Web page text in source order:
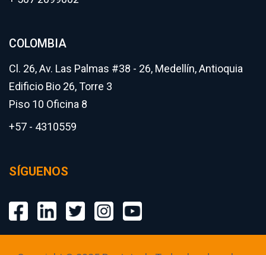
COLOMBIA
Cl. 26, Av. Las Palmas #38 - 26, Medellín, Antioquia
Edificio Bio 26, Torre 3
Piso 10 Oficina 8
+57 - 4310559
SÍGUENOS